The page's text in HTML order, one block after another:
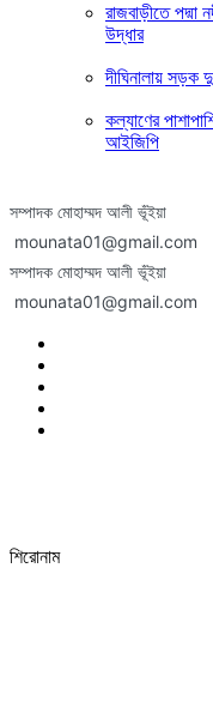
রাজবাড়ীতে
উদ্ধার
দীঘিনালায় সড়ক
কল্যাণের
আইজিপি
সম্পাদক মোহাম্মদ আলী ভূঁইয়া
mounata01@gmail.com
সম্পাদক মোহাম্মদ আলী ভূঁইয়া
mounata01@gmail.com
শিরোনাম